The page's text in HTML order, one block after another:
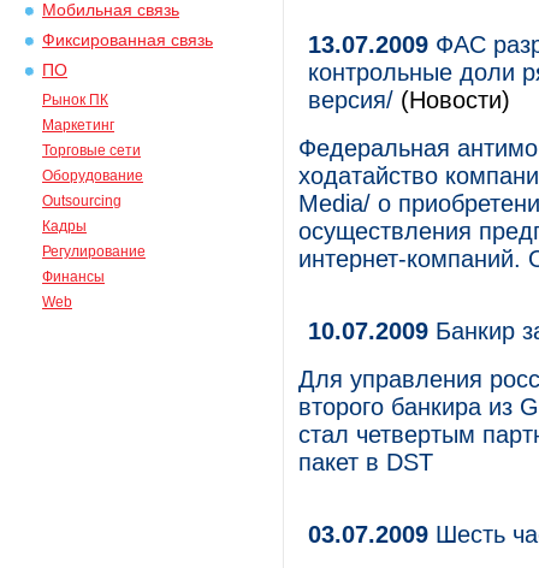
Мобильная связь
Фиксированная связь
ПО
Рынок ПК
Маркетинг
Торговые сети
Оборудование
Outsourcing
Кадры
Регулирование
Финансы
Web
13.07.2009 ФАС
контрольные доли
версия/ (Новости)
Федеральная
ходатайство
Media/ о
осуществления
интернет-
10.07.2009 Банкир
Для управления
второго банкира
стал четвертым
пакет в DST
03.07.2009 Шесть